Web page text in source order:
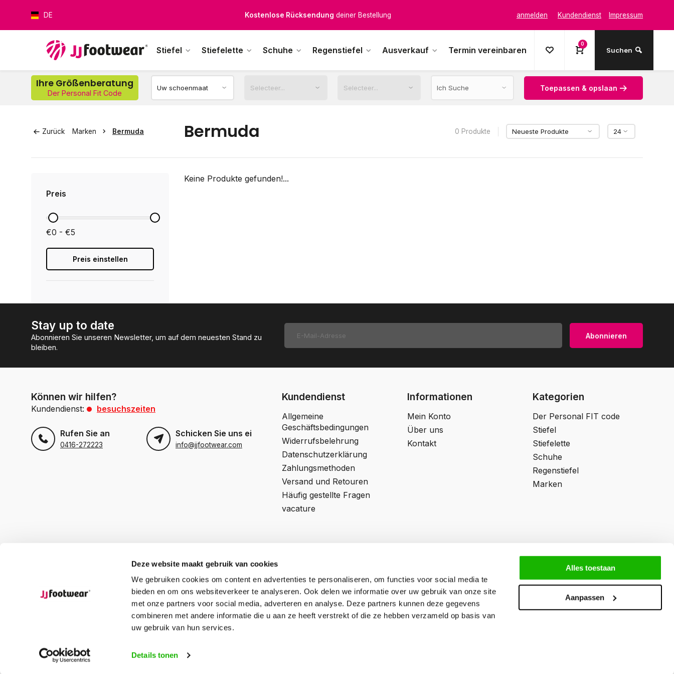
Deze website maakt gebruik van cookies
We gebruiken cookies om content en advertenties te personaliseren, om functies voor social media te
bieden en om ons websiteverkeer te analyseren. Ook delen we informatie over uw gebruik van onze site
met onze partners voor social media, adverteren en analyse. Deze partners kunnen deze gegevens
combineren met andere informatie die u aan ze heeft verstrekt of die ze hebben verzameld op basis van
uw gebruik van hun services.
Details tonen
Alles toestaan
Aanpassen
DE Kostenlose Rücksendung deiner Bestellung
ab € 100,-
anmelden Kundendienst Impressum
Stiefel Stiefelette Schuhe Regenstiefel Ausverkauf Termin vereinbaren
0
Suchen
Ihre Größenberatung
Der Personal Fit Code
Toepassen & opslaan
Zurück Marken Bermuda Bermuda 0 Produkte
Preis
€0 - €5
Preis einstellen
Keine Produkte gefunden!...
Stay up to date
Abonnieren Sie unseren Newsletter, um auf dem neuesten Stand zu
bleiben.
Abonnieren
Können wir hilfen?
Kundendienst: besuchszeiten
Rufen Sie an
0416-272223
Schicken Sie uns eine Email
info@jjfootwear.com
Kundendienst
Allgemeine
Geschäftsbedingungen
Widerrufsbelehrung
Datenschutzerklärung
Zahlungsmethoden
Versand und Retouren
Häufig gestellte Fragen
vacature
Informationen
Mein Konto
Über uns
Kontakt
Kategorien
Der Personal FIT code
Stiefel
Stiefelette
Schuhe
Regenstiefel
Marken
Professor van 't Hoffweg 14a
5144NS, Waalwijk
Register NR:
57927197
Ust-IdNr:NL852795592B01
© JJ Footwear Sitemap